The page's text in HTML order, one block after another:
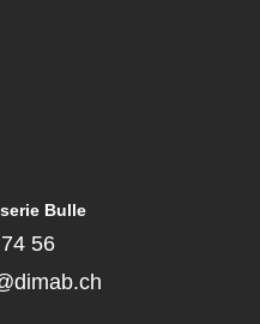
Bulle
56